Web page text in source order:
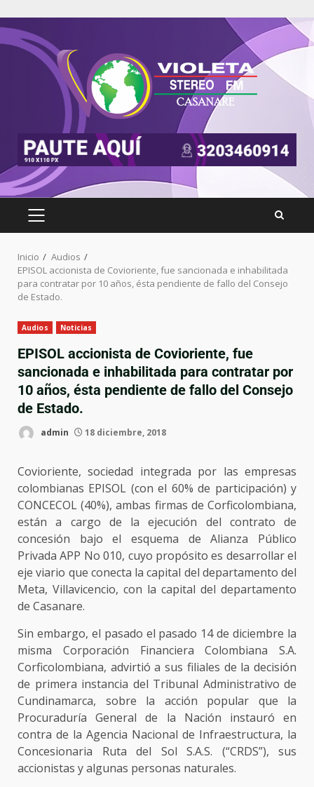
Inicio
Audios
EPISOL accionista de Covioriente, fue sancionada e inhabilitada
para contratar por 10 años, ésta pendiente de fallo del Consejo
de Estado.
Audios Noticias
EPISOL accionista de Covioriente, fue
sancionada e inhabilitada para contratar por
10 años, ésta pendiente de fallo del Consejo
de Estado.
admin 18 diciembre, 2018
Covioriente, sociedad integrada por las empresas
colombianas EPISOL (con el 60% de participación) y
CONCECOL (40%), ambas firmas de Corficolombiana,
están a cargo de la ejecución del contrato de
concesión bajo el esquema de Alianza Público
Privada APP No 010, cuyo propósito es desarrollar el
eje viario que conecta la capital del departamento del
Meta, Villavicencio, con la capital del departamento
de Casanare.
Sin embargo, el pasado el pasado 14 de diciembre la
misma Corporación Financiera Colombiana S.A.
Corficolombiana, advirtió a sus filiales de la decisión
de primera instancia del Tribunal Administrativo de
Cundinamarca, sobre la acción popular que la
Procuraduría General de la Nación instauró en
contra de la Agencia Nacional de Infraestructura, la
Concesionaria Ruta del Sol S.A.S. (“CRDS”), sus
accionistas y algunas personas naturales.